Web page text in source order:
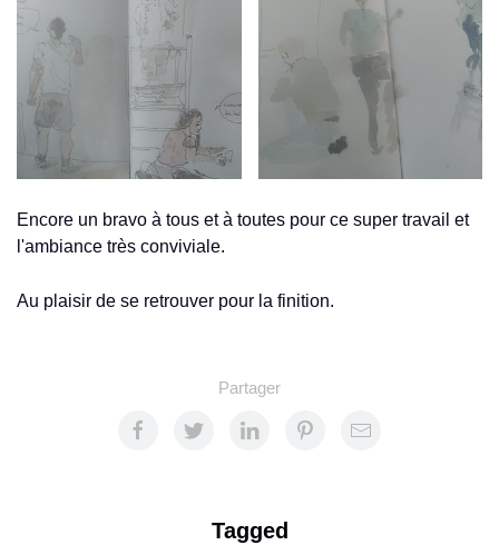
Encore un bravo à tous et à toutes pour ce super travail et
l'ambiance très conviviale.
Au plaisir de se retrouver pour la finition.
Partager
Tagged